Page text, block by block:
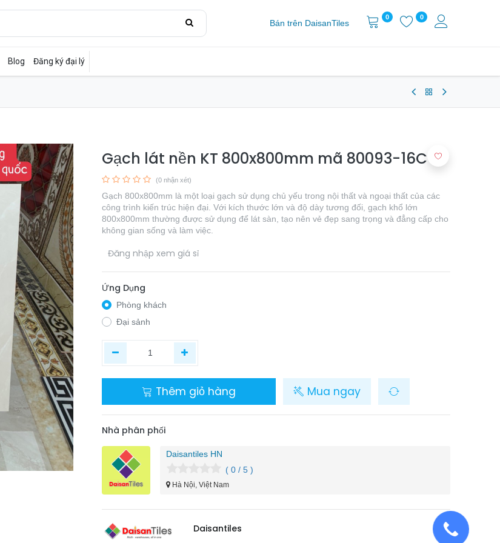
Bán trên DaisanTiles
0 0
Blog Đăng ký đại lý
Gạch lát nền KT 800x800mm mã 80093-16C
(0 nhận xét)
Gạch 800x800mm là một loại gạch sử dụng chủ yếu trong nội thất và ngoại thất của các
công trình kiến trúc hiện đại. Với kích thước lớn và độ dày tương đối, gạch khổ lớn
800x800mm thường được sử dụng để lát sàn, tạo nên vẻ đẹp sang trọng và đẳng cấp cho
không gian sống và làm việc.
Đăng nhập xem giá sỉ
Ứng Dụng
Phòng khách
Đại sảnh
Thêm giỏ hàng Mua ngay
Nhà phân phối
Daisantiles HN
( 0 / 5 )
Hà Nội, Việt Nam
​Daisantiles